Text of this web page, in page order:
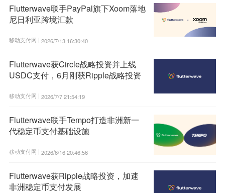
Flutterwave联手PayPal旗下Xoom落地
尼日利亚跨境汇款
移动支付网 | 2026/7/13 16:30:40
Flutterwave获Circle战略投资并上线
USDC支付，6月刚获Ripple战略投资
移动支付网 | 2026/7/7 21:54:19
Flutterwave联手Tempo打造非洲新一
代稳定币支付基础设施
移动支付网 | 2026/6/16 20:46:56
Flutterwave获Ripple战略投资，加速
非洲稳定币支付发展